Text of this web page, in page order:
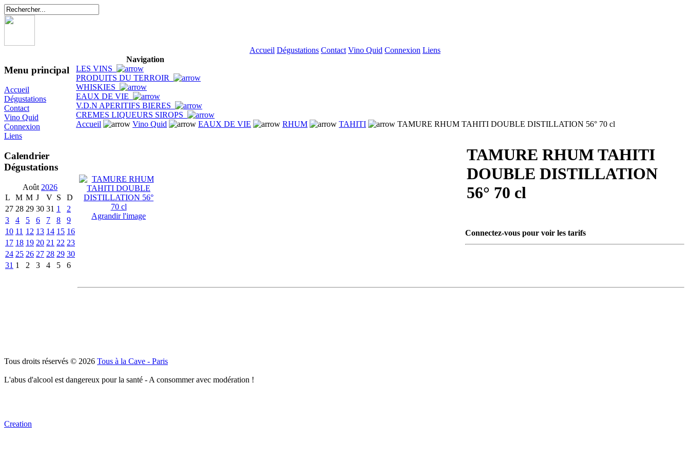
Accueil Dégustations Contact Vino Quid Connexion Liens
Menu principal
Accueil
Dégustations
Contact
Vino Quid
Connexion
Liens
Calendrier
Dégustations
Août 2026
L
M M J V S
D
27 28 29 30 31 1
2
3
4 5 6 7 8
9
10 11 12 13 14 15 16
17 18 19 20 21 22 23
24 25 26 27 28 29 30
31 1 2 3 4 5 6
Navigation
LES VINS
PRODUITS DU TERROIR
WHISKIES
EAUX DE VIE
V.D.N APERITIFS BIERES
CREMES LIQUEURS SIROPS
Accueil
Vino Quid EAUX DE VIE RHUM TAHITI TAMURE RHUM TAHITI DOUBLE DISTILLATION 56° 70 cl
Agrandir l'image
TAMURE RHUM TAHITI
DOUBLE DISTILLATION
56° 70 cl
Connectez-vous pour voir les tarifs
Tous droits réservés © 2026 Tous à la Cave - Paris
L'abus d'alcool est dangereux pour la santé - A consommer avec modération !
Creation